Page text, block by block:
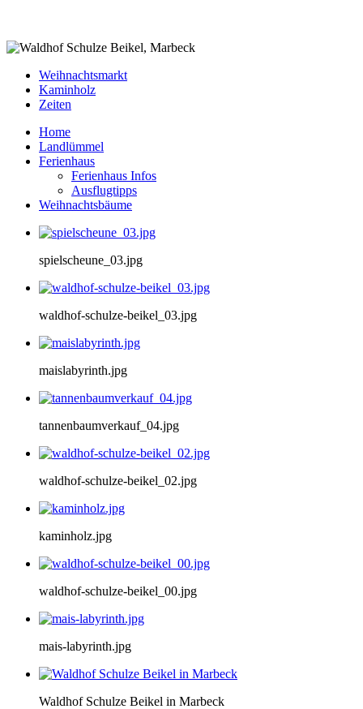
Weihnachtsmarkt
Kaminholz
Zeiten
Home
Landlümmel
Ferienhaus
Ferienhaus Infos
Ausflugtipps
Weihnachtsbäume
spielscheune_03.jpg
waldhof-schulze-beikel_03.jpg
maislabyrinth.jpg
tannenbaumverkauf_04.jpg
waldhof-schulze-beikel_02.jpg
kaminholz.jpg
waldhof-schulze-beikel_00.jpg
mais-labyrinth.jpg
Waldhof Schulze Beikel in Marbeck